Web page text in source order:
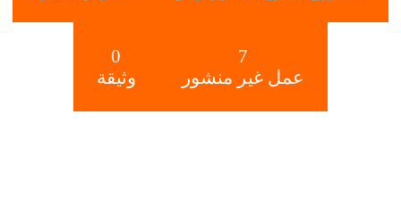
7
عمل غير منشور
0
وثيقة